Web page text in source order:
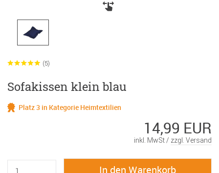
(5)
Sofakissen klein blau
Platz 3 in Kategorie Heimtextilien
14,99 EUR
inkl. MwSt / zzgl. Versand